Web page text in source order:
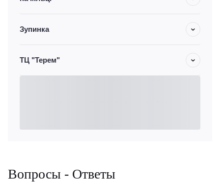
Зупинка
ТЦ "Терем"
Вопросы - Ответы